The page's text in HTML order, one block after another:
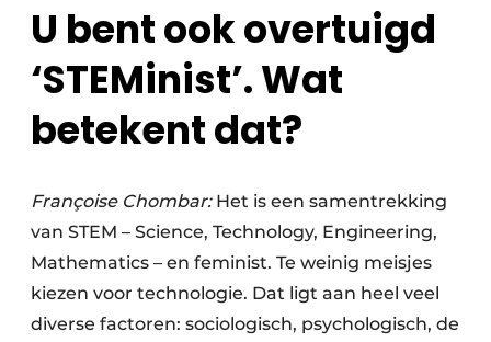
U bent ook overtuigd
‘STEMinist’. Wat
betekent dat?
Françoise Chombar: Het is een samentrekking
van STEM – Science, Technology, Engineering,
Mathematics – en feminist. Te weinig meisjes
kiezen voor technologie. Dat ligt aan heel veel
diverse factoren: sociologisch, psychologisch, de